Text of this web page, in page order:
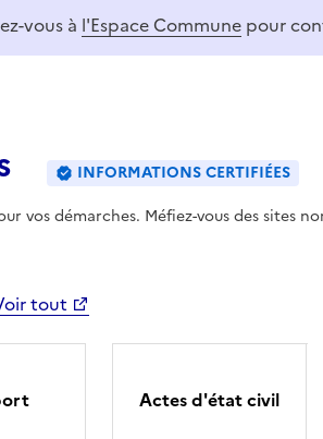
vous à l'Espace Commune pour
INFORMATIONS CERTIFIÉES
vos démarches. Méfiez-vous des sites
tout
Actes d'état civil